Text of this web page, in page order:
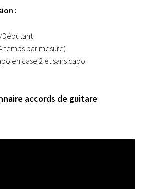
:
Débutant
temps par mesure)
en case 2 et sans capo
accords de guitare